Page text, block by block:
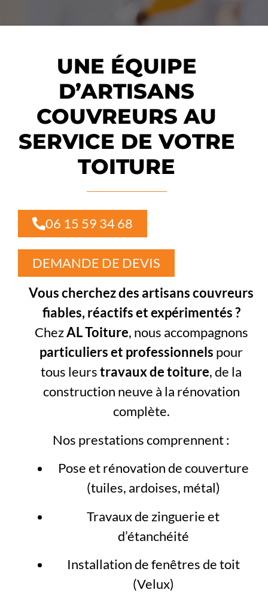
UNE ÉQUIPE
D’ARTISANS
COUVREURS AU
SERVICE DE VOTRE
TOITURE
06 15 59 34 68
DEMANDE DE DEVIS
Vous cherchez des artisans couvreurs
fiables, réactifs et expérimentés ?
ChezAL Toiture, nous accompagnons
particuliers et professionnels pour
tous leurstravaux de toiture, de la
construction neuve à la rénovation
complète.
Nos prestations comprennent :
Pose et rénovation de couverture
(tuiles, ardoises, métal)
Travaux de zinguerie et
d’étanchéité
Installation de fenêtres de toit
(Velux)